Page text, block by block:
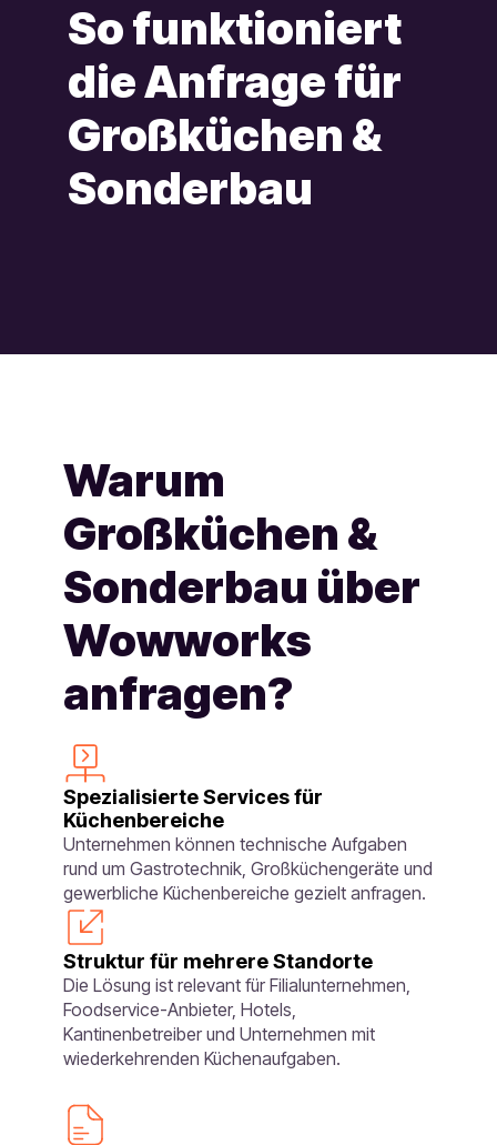
So funktioniert
die Anfrage für
Großküchen &
Sonderbau
Warum
Großküchen &
Sonderbau über
Wowworks
anfragen?
Spezialisierte Services für
Küchenbereiche
Unternehmen können technische Aufgaben
rund um Gastrotechnik, Großküchengeräte und
gewerbliche Küchenbereiche gezielt anfragen.
Struktur für mehrere Standorte
Die Lösung ist relevant für Filialunternehmen,
Foodservice-Anbieter, Hotels,
Kantinenbetreiber und Unternehmen mit
wiederkehrenden Küchenaufgaben.